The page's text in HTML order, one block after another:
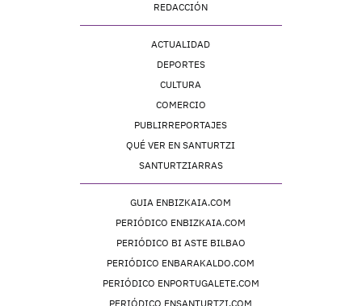
REDACCIÓN
ACTUALIDAD
DEPORTES
CULTURA
COMERCIO
PUBLIRREPORTAJES
QUÉ VER EN SANTURTZI
SANTURTZIARRAS
GUIA ENBIZKAIA.COM
PERIÓDICO ENBIZKAIA.COM
PERIÓDICO BI ASTE BILBAO
PERIÓDICO ENBARAKALDO.COM
PERIÓDICO ENPORTUGALETE.COM
PERIÓDICO ENSANTURTZI.COM